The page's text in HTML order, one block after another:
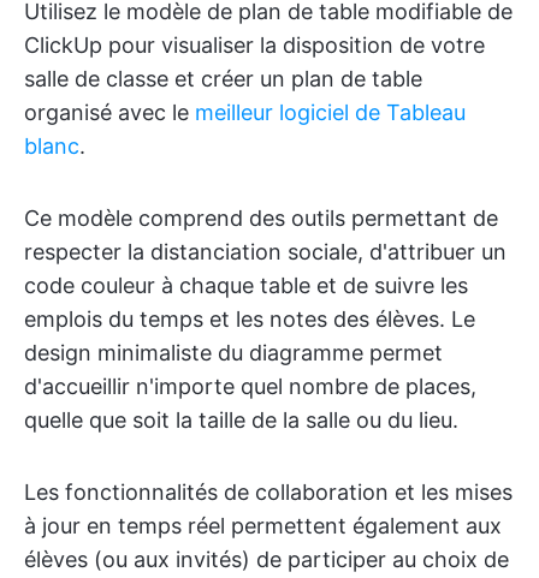
Utilisez le modèle de plan de table modifiable de
ClickUp pour visualiser la disposition de votre
salle de classe et créer un plan de table
organisé avec le meilleur logiciel de Tableau
blanc.
Ce modèle comprend des outils permettant de
respecter la distanciation sociale, d'attribuer un
code couleur à chaque table et de suivre les
emplois du temps et les notes des élèves. Le
design minimaliste du diagramme permet
d'accueillir n'importe quel nombre de places,
quelle que soit la taille de la salle ou du lieu.
Les fonctionnalités de collaboration et les mises
à jour en temps réel permettent également aux
élèves (ou aux invités) de participer au choix de